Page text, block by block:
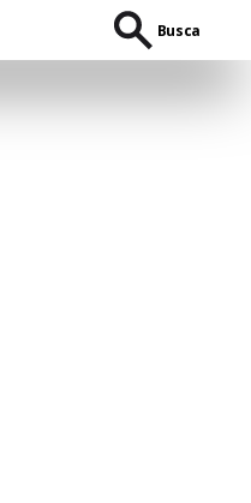
Busca